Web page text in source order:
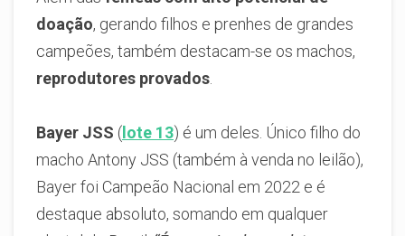
doação, gerando filhos e prenhes de grandes
campeões, também destacam-se os machos,
reprodutores provados
Bayer JSS ( lote 13) é um deles. Único filho do
macho Antony JSS (também à venda no leilão),
Bayer foi Campeão Nacional em 2022 e é
destaque absoluto, somando em qualquer